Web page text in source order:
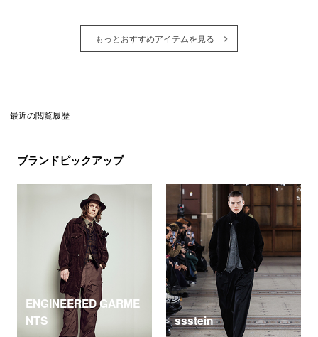
もっとおすすめアイテムを見る
最近の閲覧履歴
ブランドピックアップ
ENGINEERED GARME
NTS
ssstein